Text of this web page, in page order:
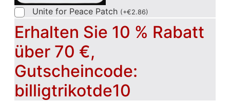
Unite for Peace Patch (+€2.86)
Erhalten Sie 10 % Rabatt
über 70 €,
Gutscheincode:
billigtrikotde10